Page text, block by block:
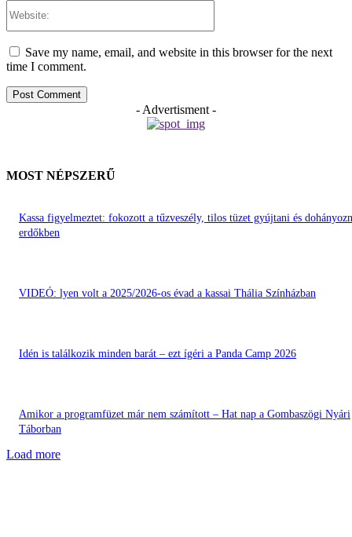
Save my name, email, and website in this browser for the next
time I comment.
- Advertisment -
MOST NÉPSZERŰ
Kassa figyelmeztet: fokozott a tűzveszély, tilos tüzet gyújtani és
erdőkben
VIDEÓ: lyen volt a 2025/2026-os évad a kassai Thália Színházban
Idén is találkozik minden barát – ezt ígéri a Panda Camp 2026
Amikor a programfüzet már nem számított – Hat nap a Gombaszögi Nyári
Táborban
Load more